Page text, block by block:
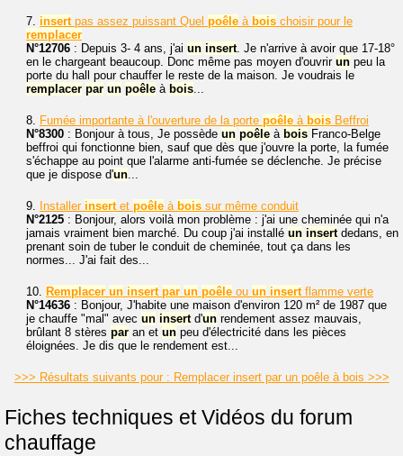
7. insertpas assez puissant Quel poêle à bois choisir pour le
remplacer
N°12706 : Depuis 3- 4 ans, j'ai un insert. Je n'arrive à avoir que 17-18°
en le chargeant beaucoup. Donc même pas moyen d'ouvrir un peu la
porte du hall pour chauffer le reste de la maison. Je voudrais le
remplacer par un poêle à bois...
8. Fumée importante à l'ouverture de la porte poêle à bois Beffroi
N°8300 : Bonjour à tous, Je possède un poêle à bois Franco-Belge
beffroi qui fonctionne bien, sauf que dès que j'ouvre la porte, la fumée
s'échappe au point que l'alarme anti-fumée se déclenche. Je précise
que je dispose d'un...
9. Installer insertet poêle à bois sur même conduit
N°2125 : Bonjour, alors voilà mon problème : j'ai une cheminée qui n'a
jamais vraiment bien marché. Du coup j'ai installé un insertdedans, en
prenant soin de tuber le conduit de cheminée, tout ça dans les
normes... J'ai fait des...
10. Remplacer un insert par un poêle ou un insertflamme verte
N°14636 : Bonjour, J'habite une maison d'environ 120 m² de 1987 que
je chauffe "mal" avec un insertd'un rendement assez mauvais,
brûlant 8 stères par an et un peu d'électricité dans les pièces
éloignées. Je dis que le rendement est...
>>> Résultats suivants pour : Remplacer insert par un poêle à bois >>>
Fiches techniques et Vidéos du forum
chauffage